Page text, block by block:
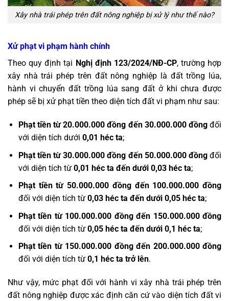
Xây nhà trái phép trên đất nông nghiệp bị xử lý như thế nào?
Xử phạt vi phạm hành chính
Theo quy định tại Nghị định 123/2024/NĐ-CP, trường hợp
xây nhà trái phép trên đất nông nghiệp là đất trồng lúa,
hành vi chuyển đất trồng lúa sang đất ở khi chưa được
phép sẽ bị xử phạt tiền theo diện tích đất vi phạm như sau:
Phạt tiền từ 20.000.000 đồng đến 30.000.000 đồngđối
với diện tích dưới 0,01 héc ta;
Phạt tiền từ 30.000.000 đồng đến 50.000.000 đồngđối
với diện tích từ 0,01 héc ta đến dưới 0,03 héc ta;
Phạt tiền từ 50.000.000 đồng đến 100.000.000 đồng
đối với diện tích từ 0,03 héc ta đến dưới 0,05 héc ta;
Phạt tiền từ 100.000.000 đồng đến 150.000.000 đồng
đối với diện tích từ 0,05 héc ta đến dưới 0,1 héc ta;
Phạt tiền từ 150.000.000 đồng đến 200.000.000 đồng
đối với diện tích từ 0,1 héc ta trở lên.
Như vậy, mức phạt đối với hành vi xây nhà trái phép trên
đất nông nghiệp được xác định căn cứ vào diện tích đất vi